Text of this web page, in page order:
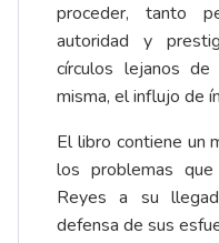
proceder, tanto
autoridad y
círculos lejanos
misma, el influjo de
El libro contiene un
los problemas
Reyes a su
defensa de sus